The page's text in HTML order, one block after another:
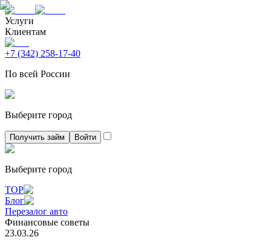
Услуги
Клиентам
+7 (342) 258-17-40
По всей России
Выберите город
Получить займ Войти
Выберите город
ТОР
Блог
Перезалог авто
Финансовые советы
23.03.26